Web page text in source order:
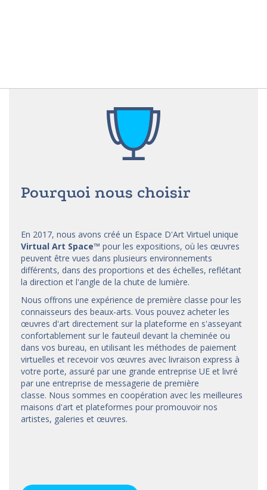
Pourquoi nous choisir
En 2017, nous avons créé un Espace D'Art Virtuel unique
Virtual Art Space™ pour les expositions, où les œuvres
peuvent être vues dans plusieurs environnements
différents, dans des proportions et des échelles, reflétant
la direction et l'angle de la chute de lumière.
Nous offrons une expérience de première classe pour les
connaisseurs des beaux-arts. Vous pouvez acheter les
œuvres d'art directement sur la plateforme en s'asseyant
confortablement sur le fauteuil devant la cheminée ou
dans vos bureau, en utilisant les méthodes de paiement
virtuelles et recevoir vos œuvres avec livraison express à
votre porte, assuré par une grande entreprise UE et livré
par une entreprise de messagerie de première
classe. Nous sommes en coopération avec les meilleures
maisons d'art et plateformes pour promouvoir nos
artistes, galeries et œuvres.